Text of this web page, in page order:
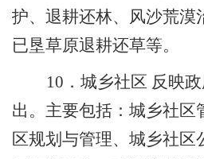
护、退耕还林、风沙荒漠
已垦草原退耕还草等。
10 ．城乡社区 反映
出。主要包括：城乡社区
区规划与管理、城乡社区